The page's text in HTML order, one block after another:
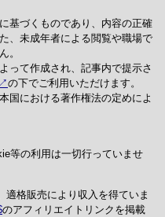
基づくものであり、内容の正確
、未成年者による閲覧や職場で
。
って作成され、記事内で提示さ
の下でご利用いただけます。
国における著作権法の定めによ
等の利用は一切行っていませ
適格販売により収入を得ていま
のアフィリエイトリンクを掲載